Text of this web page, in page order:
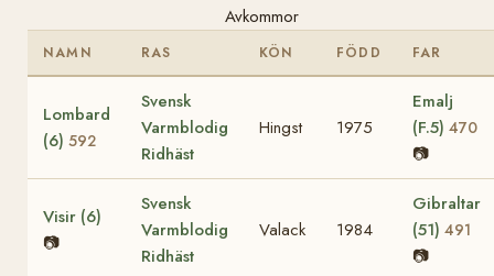
Avkommor
NAMN RAS KÖN FÖDD FAR
Lombard
(6) 592
Svensk
Varmblodig
Ridhäst
Hingst 1975
Emalj
(F.5) 470
📷
Visir (6)
📷
Svensk
Varmblodig
Ridhäst
Valack 1984
Gibraltar
(51) 491
📷